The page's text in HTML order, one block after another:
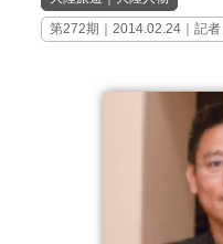
第272期 ｜2014.02.24｜記